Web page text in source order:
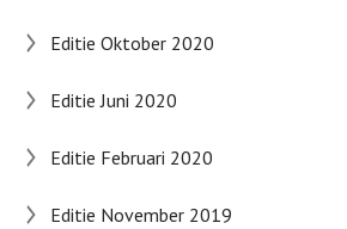
Editie Oktober 2020
Editie Juni 2020
Editie Februari 2020
Editie November 2019